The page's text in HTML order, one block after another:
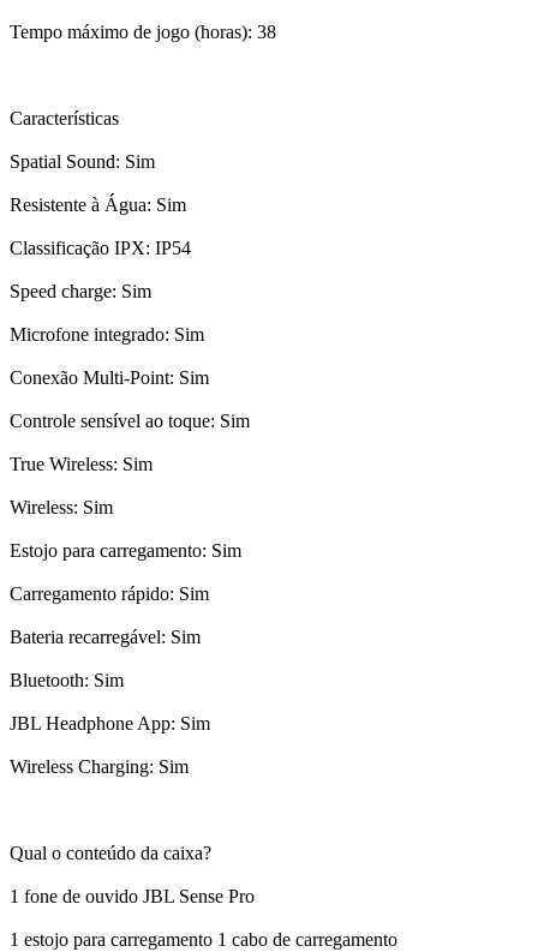
Tempo máximo de jogo (horas): 38
Características
Spatial Sound: Sim
Resistente à Água: Sim
Classificação IPX: IP54
Speed charge: Sim
Microfone integrado: Sim
Conexão Multi-Point: Sim
Controle sensível ao toque: Sim
True Wireless: Sim
Wireless: Sim
Estojo para carregamento: Sim
Carregamento rápido: Sim
Bateria recarregável: Sim
Bluetooth: Sim
JBL Headphone App: Sim
Wireless Charging: Sim
Qual o conteúdo da caixa?
1 fone de ouvido JBL Sense Pro
1 estojo para carregamento 1 cabo de carregamento